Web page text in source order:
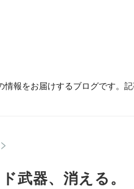
報をお届けするブログです。
>
武器、消える。